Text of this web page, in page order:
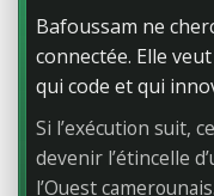
Bafoussam ne
connectée. Elle
qui code et qui
Si l’exécution suit,
devenir l’étincelle
l’Ouest